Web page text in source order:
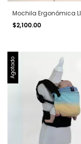
Mochila Ergonómica
$2,100.00
Agotado